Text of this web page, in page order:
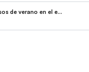
Cursos de verano en el extranjero